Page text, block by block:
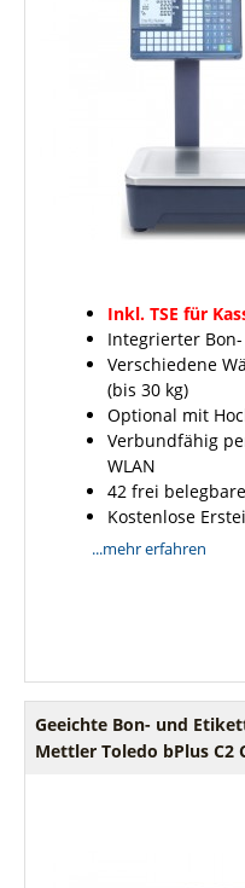
Inkl. TSE für
Integrierter
Verschiedene
(bis 30 kg)
Optional mit
Verbundfähig
WLAN
42 frei
Kostenlose
...mehr erfahren
Geeichte Bon- und
Mettler Toledo bPlus C2